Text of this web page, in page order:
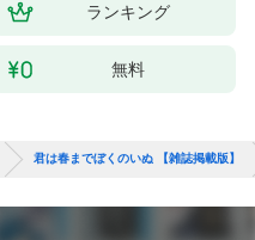
ランキング
無料
君は春までぼくのいぬ 【雑誌掲載版】